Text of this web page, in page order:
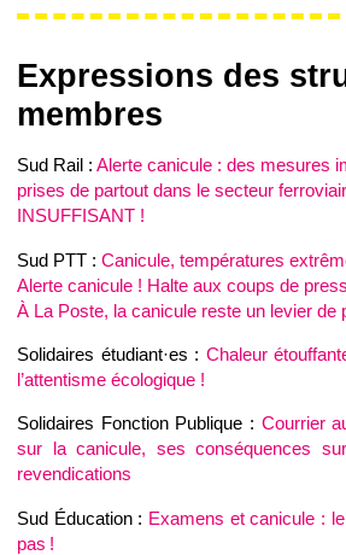
Expressions des
membres
Sud Rail : Alerte canicule : des mesures
prises de partout dans le secteur
INSUFFISANT !
Sud PTT : Canicule, températures
Alerte canicule ! Halte aux coups de
À La Poste, la canicule reste un levier de
Solidaires étudiant·es : Chaleur
l’attentisme écologique !
Solidaires Fonction Publique : Courrier
sur la canicule, ses conséquences
revendications
Sud Éducation : Examens et canicule :
pas !